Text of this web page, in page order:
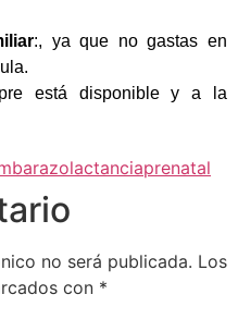
:, ya que no gastas en
está disponible y a la
lactanciaprenatal
no será publicada. Los
con *